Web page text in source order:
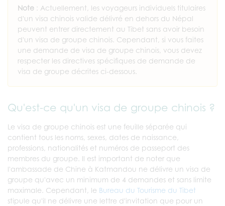
Note : Actuellement, les voyageurs individuels titulaires
d'un visa chinois valide délivré en dehors du Népal
peuvent entrer directement au Tibet sans avoir besoin
d'un visa de groupe chinois. Cependant, si vous faites
une demande de visa de groupe chinois, vous devez
respecter les directives spécifiques de demande de
visa de groupe décrites ci-dessous.
Qu'est-ce qu'un visa de groupe chinois ?
Le visa de groupe chinois est une feuille séparée qui
contient tous les noms, sexes, dates de naissance,
professions, nationalités et numéros de passeport des
membres du groupe. Il est important de noter que
l'ambassade de Chine à Katmandou ne délivre un visa de
groupe qu'avec un minimum de 4 demandes et sans limite
maximale. Cependant, le Bureau du Tourisme du Tibet
stipule qu'il ne délivre une lettre d'invitation que pour un